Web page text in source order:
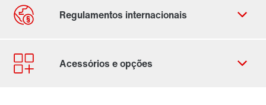
Ficha de contacto
Localizações Internacionais